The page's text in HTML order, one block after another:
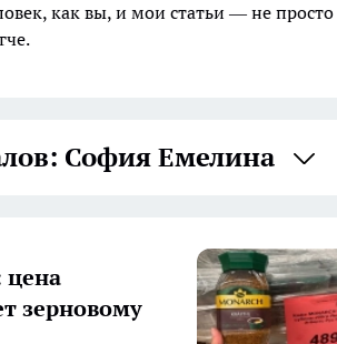
как вы, и мои статьи — не
София Емелина
цена
зерновому